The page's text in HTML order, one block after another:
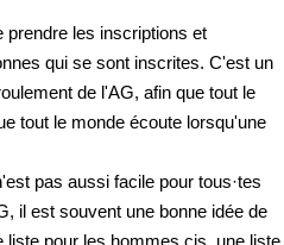
prendre les inscriptions et
qui se sont inscrites. C'est un
de l'AG, afin que tout le
tout le monde écoute lorsqu'une
pas aussi facile pour tous·tes
il est souvent une bonne idée de
liste pour les hommes cis, une liste